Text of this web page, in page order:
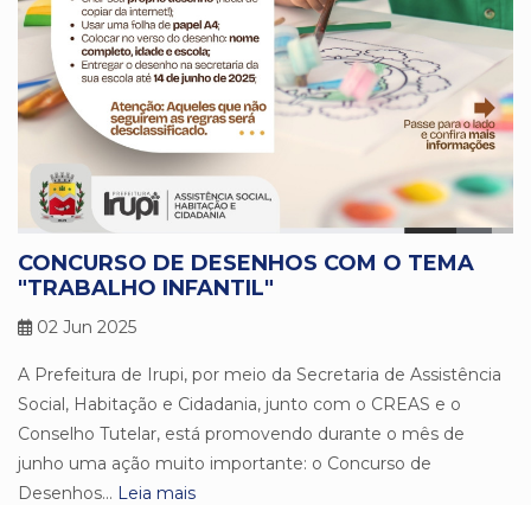
CONCURSO DE DESENHOS COM O TEMA
"TRABALHO INFANTIL"
02 Jun 2025
A Prefeitura de Irupi, por meio da Secretaria de Assistência
Social, Habitação e Cidadania, junto com o CREAS e o
Conselho Tutelar, está promovendo durante o mês de
junho uma ação muito importante: o Concurso de
Desenhos... Leia mais